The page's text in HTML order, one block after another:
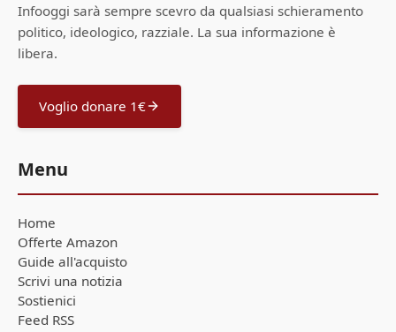
Infooggi sarà sempre scevro da qualsiasi schieramento
politico, ideologico, razziale. La sua informazione è
libera.
Voglio donare 1€
Menu
Home
Offerte Amazon
Guide all'acquisto
Scrivi una notizia
Sostienici
Feed RSS